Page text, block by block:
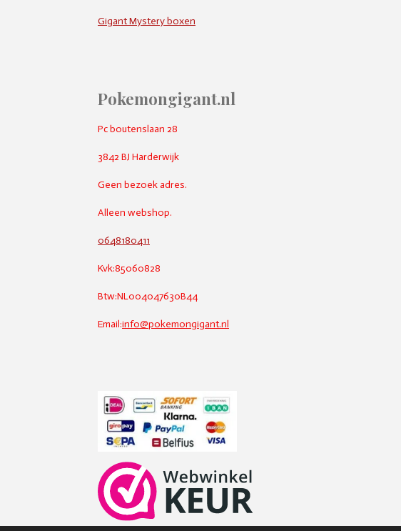
Gigant Mystery boxen
Pokemongigant.nl
Pc boutenslaan 28
3842 BJ Harderwijk
Geen bezoek adres.
Alleen webshop.
0648180411
Kvk:85060828
Btw:NL004047630B44
Email:info@pokemongigant.nl